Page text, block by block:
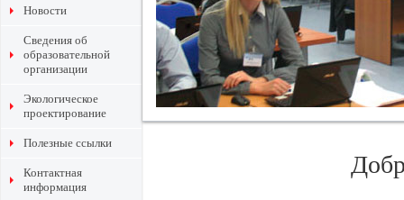
Новости
Сведения об
образовательной
организации
Экологическое
проектирование
Полезные ссылки
Контактная
информация